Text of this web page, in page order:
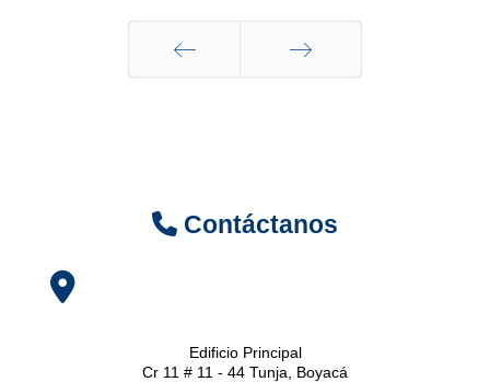
Contáctanos
Edificio Principal
Cr 11 # 11 - 44 Tunja, Boyacá